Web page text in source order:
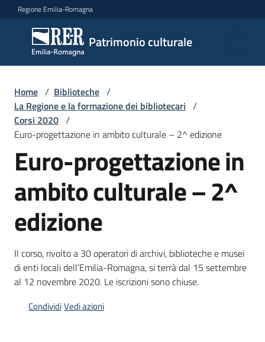
Vai al contenuto
Vai alla navigazione
Vai al footer
Regione Emilia-Romagna
Patrimonio culturale
Patrimonio
culturale
Argomenti
Novità
Servizi
Leggi
Bandi
Programmi
Home / Biblioteche /
La Regione e la formazione dei bibliotecari /
Corsi 2020 /
Euro-progettazione in ambito culturale – 2^ edizione
Euro-progettazione in
ambito culturale – 2^
edizione
Il corso, rivolto a 30 operatori di archivi, biblioteche e musei
di enti locali dell’Emilia-Romagna, si terrà dal 15 settembre
al 12 novembre 2020. Le iscrizioni sono chiuse.
CondividiVedi azioni